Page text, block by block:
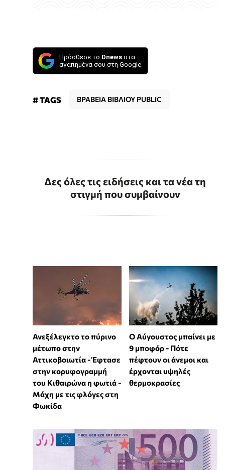
Πρόσθεσε το Dnews στα
αγαπημένα σου στη Google
# TAGS ΒΡΑΒΕΙΑ ΒΙΒΛΙΟΥ PUBLIC
Δες όλες τις ειδήσεις και τα νέα τη
στιγμή που συμβαίνουν
Ανεξέλεγκτο το πύρινο
μέτωπο στην
Αττικοβοιωτία - Έφτασε
στην κορυφογραμμή
του Κιθαιρώνα η φωτιά -
Μάχη με τις φλόγες στη
Φωκίδα
Ο Αύγουστος μπαίνει με
9 μποφόρ - Πότε
πέφτουν οι άνεμοι και
έρχονται υψηλές
θερμοκρασίες